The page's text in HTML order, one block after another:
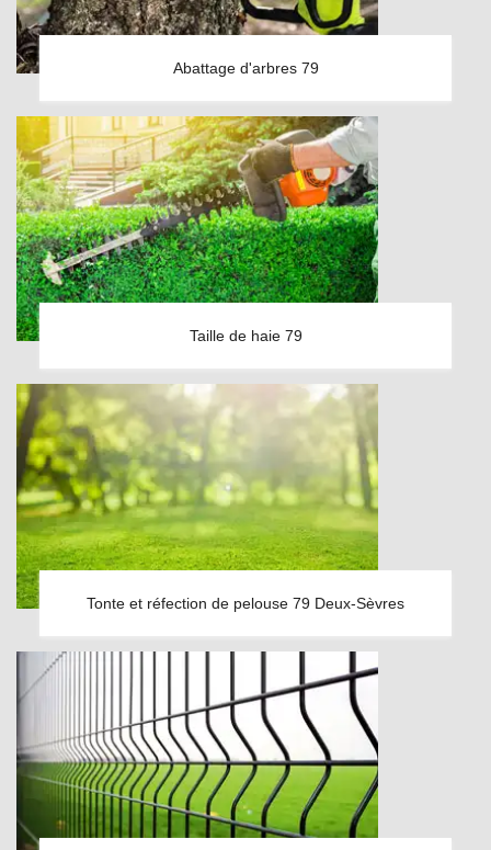
Abattage d'arbres 79
Taille de haie 79
Tonte et réfection de pelouse 79 Deux-Sèvres